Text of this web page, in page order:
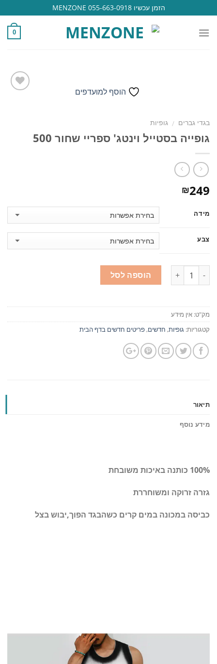
to
content
הזמן עכשיו 055-663-0918 MENZONE
0
הוסף למועדפים
בגדי גברים / גופיות
גופייה בסטייל וינטג' ספריי שחור 500
₪249
מידה
צבע
הוספה לסל
מק"ט: אין מידע
קטגוריות: גופיות, חדשים,פריטים חדשים בדף הבית
תיאור
מידע נוסף
100% כותנה באיכות משובחת
גזרה זרוקה ומשוחררת
כביסה במכונה במים קרים כשהבגד הפוך,יבוש בצל